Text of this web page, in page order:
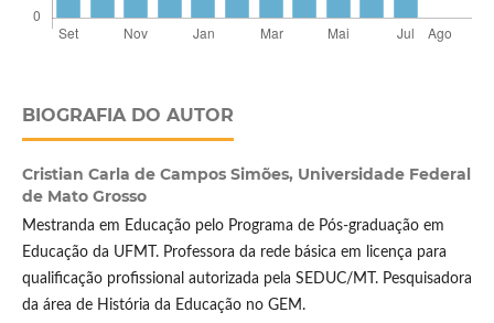
BIOGRAFIA DO AUTOR
Cristian Carla de Campos Simões, Universidade Federal
de Mato Grosso
Mestranda em Educação pelo Programa de Pós-graduação em
Educação da UFMT. Professora da rede básica em licença para
qualificação profissional autorizada pela SEDUC/MT. Pesquisadora
da área de História da Educação no GEM.